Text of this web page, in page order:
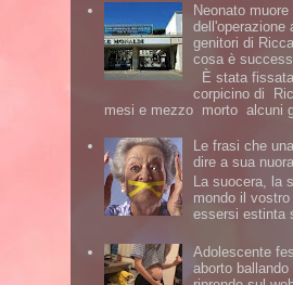
Neonato
dell'operazione
genitori di
cosa è
È stata
corpicino di
mesi e mezzo morto alcuni
Le frasi che
dire a sua nuora
La suocera, la
mondo il
essersi estinta
Adolescente
aborto